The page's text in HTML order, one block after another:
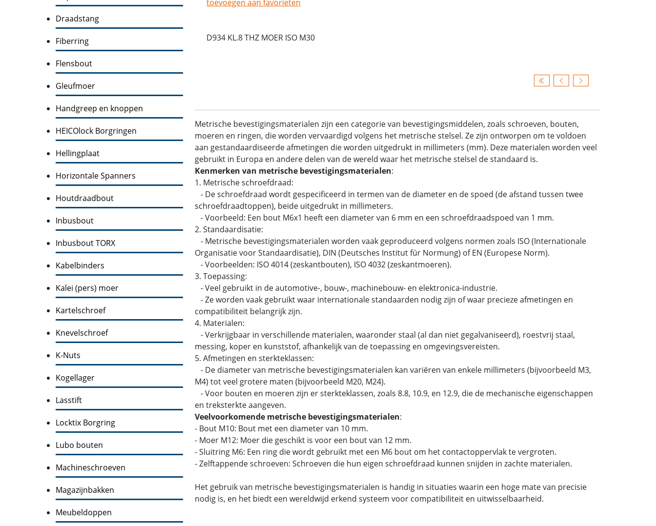
Draadstang
Fiberring
Flensbout
Gleufmoer
Handgreep en knoppen
HEICOlock Borgringen
Hellingplaat
Horizontale Spanners
Houtdraadbout
Inbusbout
Inbusbout TORX
Kabelbinders
Kalei (pers) moer
Kartelschroef
Knevelschroef
K-Nuts
Kogellager
Lasstift
Locktix Borgring
Lubo bouten
Machineschroeven
Magazijnbakken
Meubeldoppen
toevoegen aan favorieten
D934 KL.8 THZ MOER ISO M30
Metrische bevestigingsmaterialen zijn een categorie van bevestigingsmiddelen, zoals schroeven, bouten,
moeren en ringen, die worden vervaardigd volgens het metrische stelsel. Ze zijn ontworpen om te voldoen
aan gestandaardiseerde afmetingen die worden uitgedrukt in millimeters (mm). Deze materialen worden veel
gebruikt in Europa en andere delen van de wereld waar het metrische stelsel de standaard is.
Kenmerken van metrische bevestigingsmaterialen:
1. Metrische schroefdraad:
- De schroefdraad wordt gespecificeerd in termen van de diameter en de spoed (de afstand tussen twee
schroefdraadtoppen), beide uitgedrukt in millimeters.
- Voorbeeld: Een bout M6x1 heeft een diameter van 6 mm en een schroefdraadspoed van 1 mm.
2. Standaardisatie:
- Metrische bevestigingsmaterialen worden vaak geproduceerd volgens normen zoals ISO (Internationale
Organisatie voor Standaardisatie), DIN (Deutsches Institut für Normung) of EN (Europese Norm).
- Voorbeelden: ISO 4014 (zeskantbouten), ISO 4032 (zeskantmoeren).
3. Toepassing:
- Veel gebruikt in de automotive-, bouw-, machinebouw- en elektronica-industrie.
- Ze worden vaak gebruikt waar internationale standaarden nodig zijn of waar precieze afmetingen en
compatibiliteit belangrijk zijn.
4. Materialen:
- Verkrijgbaar in verschillende materialen, waaronder staal (al dan niet gegalvaniseerd), roestvrij staal,
messing, koper en kunststof, afhankelijk van de toepassing en omgevingsvereisten.
5. Afmetingen en sterkteklassen:
- De diameter van metrische bevestigingsmaterialen kan variëren van enkele millimeters (bijvoorbeeld M3,
M4) tot veel grotere maten (bijvoorbeeld M20, M24).
- Voor bouten en moeren zijn er sterkteklassen, zoals 8.8, 10.9, en 12.9, die de mechanische eigenschappen
en treksterkte aangeven.
Veelvoorkomende metrische bevestigingsmaterialen:
- Bout M10: Bout met een diameter van 10 mm.
- Moer M12: Moer die geschikt is voor een bout van 12 mm.
- Sluitring M6: Een ring die wordt gebruikt met een M6 bout om het contactoppervlak te vergroten.
- Zelftappende schroeven: Schroeven die hun eigen schroefdraad kunnen snijden in zachte materialen.
Het gebruik van metrische bevestigingsmaterialen is handig in situaties waarin een hoge mate van precisie
nodig is, en het biedt een wereldwijd erkend systeem voor compatibiliteit en uitwisselbaarheid.